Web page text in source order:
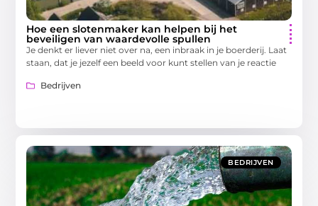
Hoe een slotenmaker kan helpen bij het
beveiligen van waardevolle spullen
Je denkt er liever niet over na, een inbraak in je boerderij. Laat
staan, dat je jezelf een beeld voor kunt stellen van je reactie
Bedrijven
BEDRIJVEN